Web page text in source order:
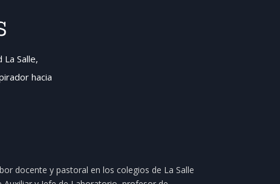
Salle,
hacia
docente y pastoral en los colegios de La Salle